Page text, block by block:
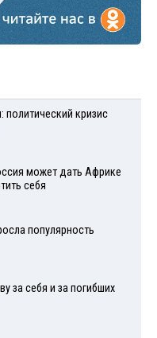
политический кризис
может дать Африке
себя
популярность
за себя и за погибших